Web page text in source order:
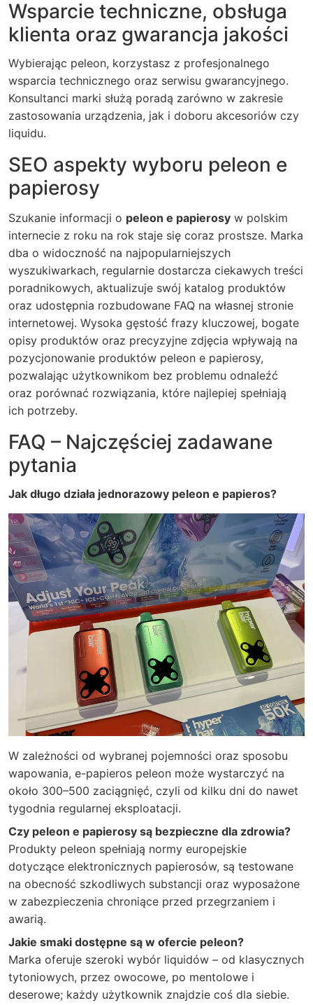
Wsparcie techniczne, obsługa
klienta oraz gwarancja jakości
Wybierając peleon, korzystasz z profesjonalnego
wsparcia technicznego oraz serwisu gwarancyjnego.
Konsultanci marki służą poradą zarówno w zakresie
zastosowania urządzenia, jak i doboru akcesoriów czy
liquidu.
SEO aspekty wyboru peleon e
papierosy
Szukanie informacji o peleon e papierosy w polskim
internecie z roku na rok staje się coraz prostsze. Marka
dba o widoczność na najpopularniejszych
wyszukiwarkach, regularnie dostarcza ciekawych treści
poradnikowych, aktualizuje swój katalog produktów
oraz udostępnia rozbudowane FAQ na własnej stronie
internetowej. Wysoka gęstość frazy kluczowej, bogate
opisy produktów oraz precyzyjne zdjęcia wpływają na
pozycjonowanie produktów peleon e papierosy,
pozwalając użytkownikom bez problemu odnaleźć
oraz porównać rozwiązania, które najlepiej spełniają
ich potrzeby.
FAQ – Najczęściej zadawane
pytania
Jak długo działa jednorazowy peleon e papieros?
W zależności od wybranej pojemności oraz sposobu
wapowania, e-papieros peleon może wystarczyć na
około 300–500 zaciągnięć, czyli od kilku dni do nawet
tygodnia regularnej eksploatacji.
Czy peleon e papierosy są bezpieczne dla zdrowia?
Produkty peleon spełniają normy europejskie
dotyczące elektronicznych papierosów, są testowane
na obecność szkodliwych substancji oraz wyposażone
w zabezpieczenia chroniące przed przegrzaniem i
awarią.
Jakie smaki dostępne są w ofercie peleon?
Marka oferuje szeroki wybór liquidów – od klasycznych
tytoniowych, przez owocowe, po mentolowe i
deserowe; każdy użytkownik znajdzie coś dla siebie.